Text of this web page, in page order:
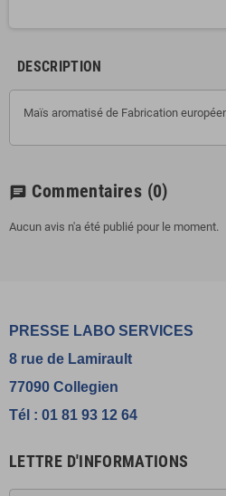
DESCRIPTION
Maïs aromatisé de Fabrication
chat Commentaires (0)
Aucun avis n'a été publié pour le moment.
PRESSE LABO SERVICES
8 rue de Lamirault
77090 Collegien
Tél : 01 81 93 12 64
LETTRE D'INFORMATIONS